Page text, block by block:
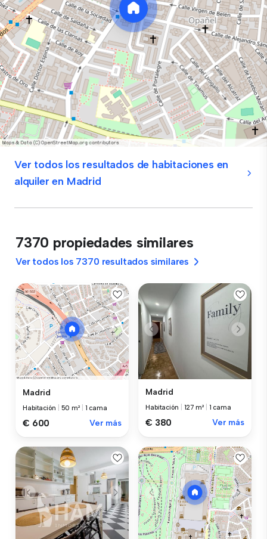
Ver todos los resultados de habitaciones en
alquiler en Madrid
7370 propiedades similares
Ver todos los 7370 resultados similares
Madrid
Habitación 50 m² 1 cama
€ 600 Ver más
Madrid
Habitación 127 m² 1 cama
€ 380 Ver más